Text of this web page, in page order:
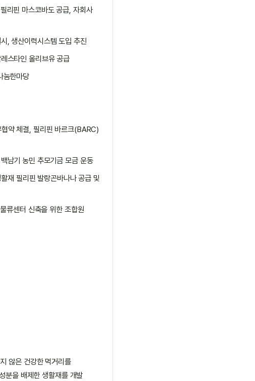
리핀 마스코바도 공급, 자회사
, 생산이력시스템 도입 추진
스타인 올리브유 공급
눔한마당
약 체결, 필리핀 바르크(BARC)
남기 농민 추모기금 모금 운동
재 필리핀 발랑곤바나나 공급 및
류센터 신축을 위한 조합원
않은 건강한 먹거리를
분을 배제한 생활재를 개발